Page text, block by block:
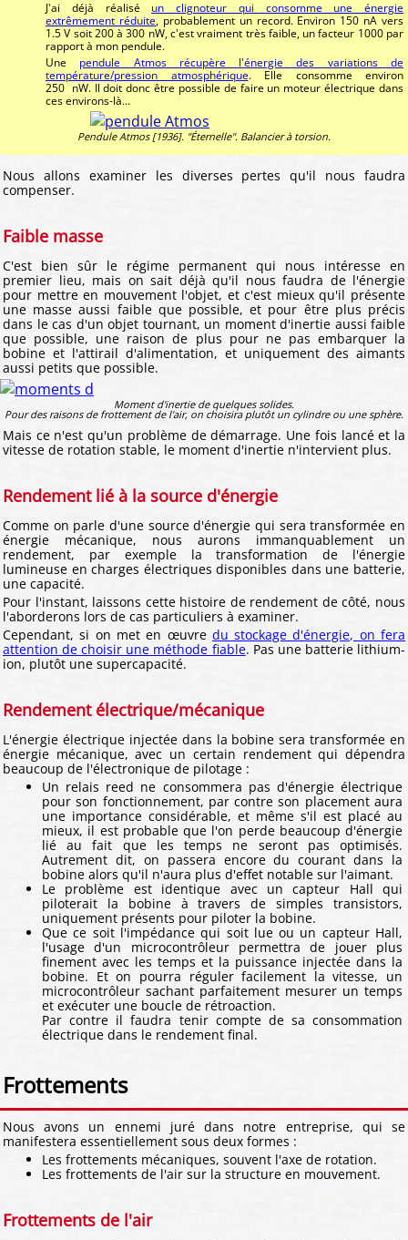
J'ai déjà réalisé un clignoteur qui consomme une énergie
extrêmement réduite, probablement un record. Environ 150 nA vers
1.5 V soit 200 à 300 nW, c'est vraiment très faible, un facteur 1000 par
rapport à mon pendule.
Une pendule Atmos récupère l'énergie des variations de
température/pression atmosphérique. Elle consomme environ
250 nW. Il doit donc être possible de faire un moteur électrique dans
ces environs-là...
Pendule Atmos [1936]. "Éternelle". Balancier à torsion.
Nous allons examiner les diverses pertes qu'il nous faudra
compenser.
Faible masse
C'est bien sûr le régime permanent qui nous intéresse en
premier lieu, mais on sait déjà qu'il nous faudra de l'énergie
pour mettre en mouvement l'objet, et c'est mieux qu'il présente
une masse aussi faible que possible, et pour être plus précis
dans le cas d'un objet tournant, un moment d'inertie aussi faible
que possible, une raison de plus pour ne pas embarquer la
bobine et l'attirail d'alimentation, et uniquement des aimants
aussi petits que possible.
Moment d'inertie de quelques solides.
Pour des raisons de frottement de l'air, on choisira plutôt un cylindre ou une sphère.
Mais ce n'est qu'un problème de démarrage. Une fois lancé et la
vitesse de rotation stable, le moment d'inertie n'intervient plus.
Rendement lié à la source d'énergie
Comme on parle d'une source d'énergie qui sera transformée en
énergie mécanique, nous aurons immanquablement un
rendement, par exemple la transformation de l'énergie
lumineuse en charges électriques disponibles dans une batterie,
une capacité.
Pour l'instant, laissons cette histoire de rendement de côté, nous
l'aborderons lors de cas particuliers à examiner.
Cependant, si on met en œuvre du stockage d'énergie, on fera
attention de choisir une méthode fiable. Pas une batterie lithium-
ion, plutôt une supercapacité.
Rendement électrique/mécanique
L'énergie électrique injectée dans la bobine sera transformée en
énergie mécanique, avec un certain rendement qui dépendra
beaucoup de l'électronique de pilotage :
Un relais reed ne consommera pas d'énergie électrique
pour son fonctionnement, par contre son placement aura
une importance considérable, et même s'il est placé au
mieux, il est probable que l'on perde beaucoup d'énergie
lié au fait que les temps ne seront pas optimisés.
Autrement dit, on passera encore du courant dans la
bobine alors qu'il n'aura plus d'effet notable sur l'aimant.
Le problème est identique avec un capteur Hall qui
piloterait la bobine à travers de simples transistors,
uniquement présents pour piloter la bobine.
Que ce soit l'impédance qui soit lue ou un capteur Hall,
l'usage d'un microcontrôleur permettra de jouer plus
finement avec les temps et la puissance injectée dans la
bobine. Et on pourra réguler facilement la vitesse, un
microcontrôleur sachant parfaitement mesurer un temps
et exécuter une boucle de rétroaction.
Par contre il faudra tenir compte de sa consommation
électrique dans le rendement final.
Frottements
Nous avons un ennemi juré dans notre entreprise, qui se
manifestera essentiellement sous deux formes :
Les frottements mécaniques, souvent l'axe de rotation.
Les frottements de l'air sur la structure en mouvement.
Frottements de l'air